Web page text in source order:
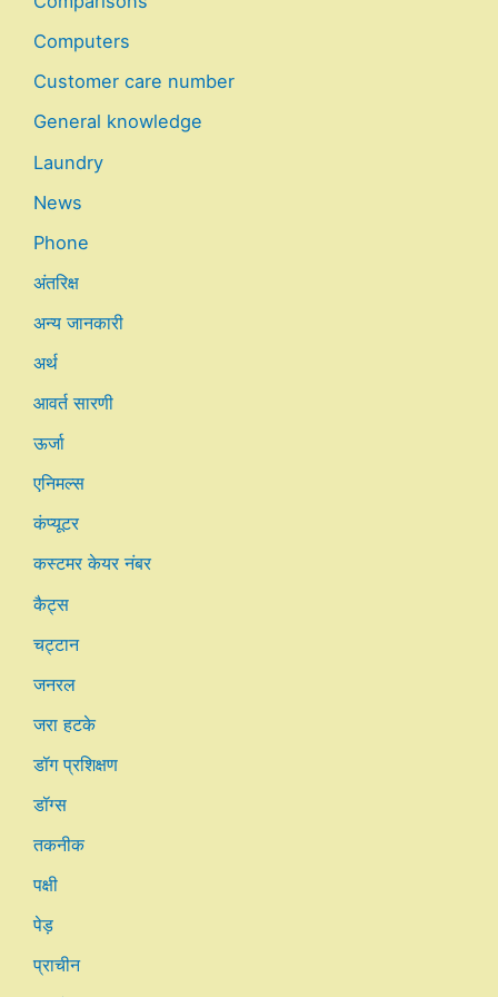
Computers
Customer care number
General knowledge
Laundry
News
Phone
अंतरिक्ष
अन्य जानकारी
अर्थ
आवर्त सारणी
ऊर्जा
एनिमल्स
कंप्यूटर
कस्टमर केयर नंबर
कैट्स
चट्टान
जनरल
जरा हटके
डॉग प्रशिक्षण
डॉग्स
तकनीक
पक्षी
पेड़
प्राचीन